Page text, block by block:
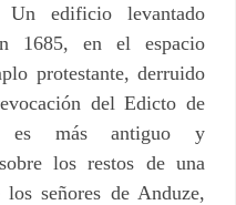
edificio levantado
1685, en el espacio
protestante, derruido
del Edicto de
es más antiguo y
los restos de una
señores de Anduze,